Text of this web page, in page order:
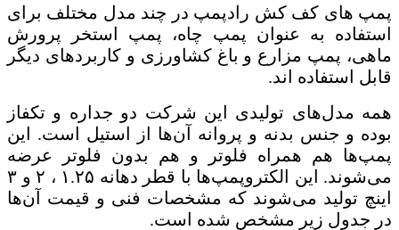
پمپ های کف کش رادپمپ در چند مدل مختلف برای
استفاده به عنوان پمپ چاه، پمپ استخر پرورش
ماهی، پمپ مزارع و باغ کشاورزی و کاربردهای دیگر
قابل استفاده ‌اند.
همه مدل‌های تولیدی این شرکت دو جداره و تکفاز
بوده و جنس بدنه و پروانه آن‌ها از استیل است. این
پمپ‌ها هم همراه فلوتر و هم بدون فلوتر عرضه
می‌شوند. این الکتروپمپ‌ها با قطر دهانه ۱.۲۵ ، ۲ و ۳
اینچ تولید می‌شوند که مشخصات فنی و قیمت آن‌ها
در جدول زیر مشخص شده است.